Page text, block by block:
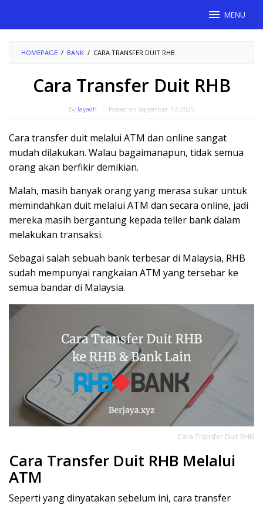
MENU
HOMEPAGE / BANK / CARA TRANSFER DUIT RHB
Cara Transfer Duit RHB
By fayadh Posted on September 17, 2025
Cara transfer duit melalui ATM dan online sangat
mudah dilakukan. Walau bagaimanapun, tidak semua
orang akan berfikir demikian.
Malah, masih banyak orang yang merasa sukar untuk
memindahkan duit melalui ATM dan secara online, jadi
mereka masih bergantung kepada teller bank dalam
melakukan transaksi.
Sebagai salah sebuah bank terbesar di Malaysia, RHB
sudah mempunyai rangkaian ATM yang tersebar ke
semua bandar di Malaysia.
Cara Transfer Duit RHB
Cara Transfer Duit RHB Melalui
ATM
Seperti yang dinyatakan sebelum ini, cara transfer